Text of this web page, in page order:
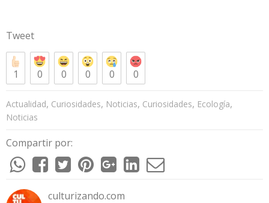
Tweet
1 0 0 0 0 0
Actualidad, Curiosidades, Noticias, Curiosidades, Ecología,
Noticias
Compartir por:
culturizando.com